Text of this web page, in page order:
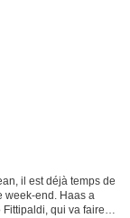
il est déjà temps de
week-end. Haas a
qui va faire